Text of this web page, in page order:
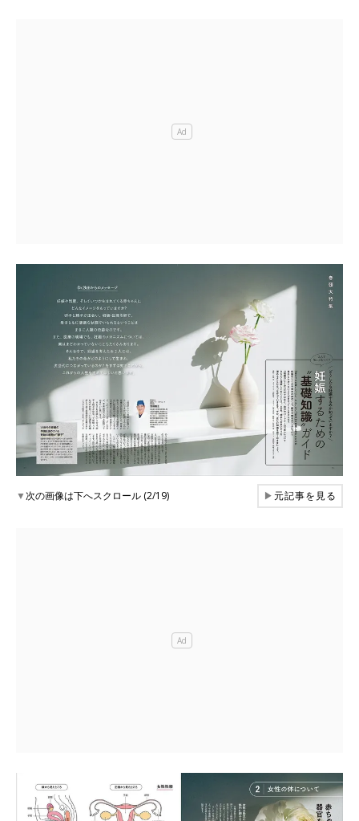
▼次の画像は下へスクロール (2/19) ▶元記事を見る